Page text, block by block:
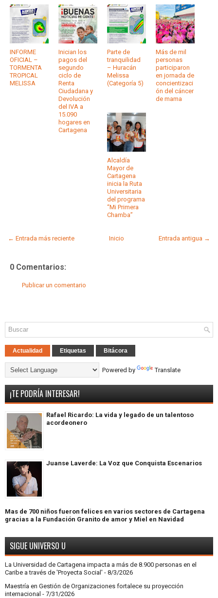
INFORME
OFICIAL –
TORMENTA
TROPICAL
MELISSA
Inician los
pagos del
segundo
ciclo de
Renta
Ciudadana y
Devolución
del IVA a
15.090
hogares en
Cartagena
Parte de
tranquilidad
– Huracán
Melissa
(Categoría 5)
Más de mil
personas
participaron
en jornada de
concientizaci
ón del cáncer
de mama
Alcaldía
Mayor de
Cartagena
inicia la Ruta
Universitaria
del programa
“Mi Primera
Chamba”
← Entrada más reciente Entrada antigua →
Inicio
0 Comentarios:
Publicar un comentario
Actualidad Etiquetas Bitácora
Powered by Translate
¡TE PODRÍA INTERESAR!
Rafael Ricardo: La vida y legado de un talentoso
acordeonero
Juanse Laverde: La Voz que Conquista Escenarios
Mas de 700 niños fueron felices en varios sectores de Cartagena
gracias a la Fundación Granito de amor y Miel en Navidad
SIGUE UNIVERSO U
La Universidad de Cartagena impacta a más de 8.900 personas en el
Caribe a través de 'Proyecta Social' - 8/3/2026
Maestría en Gestión de Organizaciones fortalece su proyección
internacional - 7/31/2026